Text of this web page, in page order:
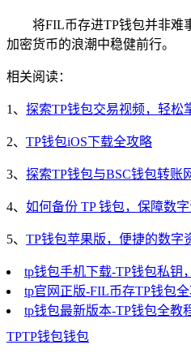
将FIL币存进TP钱包并非难
加密货币的浪潮中稳健前行。
相关阅读：
1、 探索TP钱包交易视频，轻松
2、 TP钱包iOS下载全攻略
3、 探索TP钱包与BSC钱包转账
4、 如何备份 TP 钱包，保障数
5、 TP钱包苹果版，便捷的数字
tp钱包手机下载-TP钱包私钥
tp官网正版-FIL币存TP钱包
tp钱包最新版本-TP钱包全教
TPTP钱包钱包